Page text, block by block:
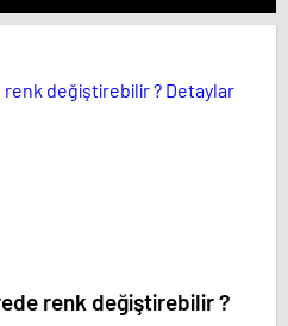
renk değiştirebilir ?